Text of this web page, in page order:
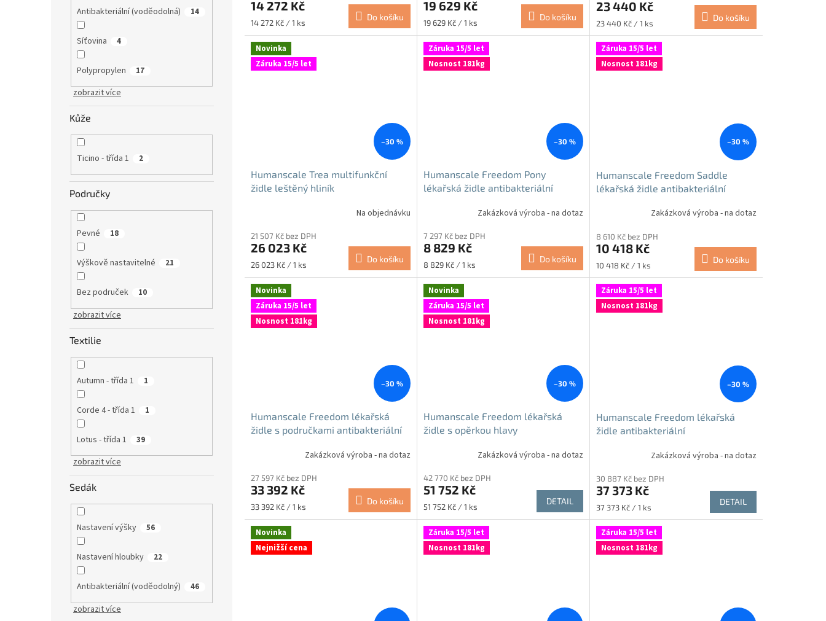
Antibakteriální (voděodolná) 14
Síťovina 4
Polypropylen 17
zobrazit více
Kůže
Ticino - třída 1 2
Područky
Pevné 18
Výškově nastavitelné 21
Bez područek 10
zobrazit více
Textilie
Autumn - třída 1 1
Corde 4 - třída 1 1
Lotus - třída 1 39
zobrazit více
Sedák
Nastavení výšky 56
Nastavení hloubky 22
Antibakteriální (voděodolný) 46
zobrazit více
14 272 Kč
Měrná
14 272 Kč / 1 ks
Do košíku
19 629 Kč
Měrná
19 629 Kč / 1 ks
Do košíku
23 440 Kč
Měrná
cena:
23 440 Kč / 1 ks
Do košíku
Novinka
Záruka 15/5 let
–30 %
Humanscale Trea multifunkční
židle leštěný hliník
Na objednávku
21 507 Kč bez DPH
26 023 Kč
Měrná
26 023 Kč / 1 ks
Do košíku
Záruka 15/5 let
Nosnost 181kg
–30 %
Humanscale Freedom Pony
lékařská židle antibakteriální
Zakázková výroba - na dotaz
7 297 Kč bez DPH
8 829 Kč
Měrná
8 829 Kč / 1 ks
Do košíku
Záruka 15/5 let
Nosnost 181kg
–30 %
Humanscale Freedom Saddle
lékařská židle antibakteriální
Zakázková výroba - na dotaz
8 610 Kč bez DPH
10 418 Kč
Měrná
cena:
10 418 Kč / 1 ks
Do košíku
Novinka
Záruka 15/5 let
Nosnost 181kg
–30 %
Humanscale Freedom lékařská
židle s područkami antibakteriální
Zakázková výroba - na dotaz
27 597 Kč bez DPH
33 392 Kč
Měrná
cena:
33 392 Kč / 1 ks
Do košíku
Novinka
Záruka 15/5 let
Nosnost 181kg
–30 %
Humanscale Freedom lékařská
židle s opěrkou hlavy
Zakázková výroba - na dotaz
42 770 Kč bez DPH
51 752 Kč
Měrná
cena:
51 752 Kč / 1 ks
DETAIL
Záruka 15/5 let
Nosnost 181kg
–30 %
Humanscale Freedom lékařská
židle antibakteriální
Zakázková výroba - na dotaz
30 887 Kč bez DPH
37 373 Kč
Měrná
cena:
37 373 Kč / 1 ks
DETAIL
Novinka
Nejnižší cena
Záruka 15/5 let
Nosnost 181kg
Záruka 15/5 let
Nosnost 181kg